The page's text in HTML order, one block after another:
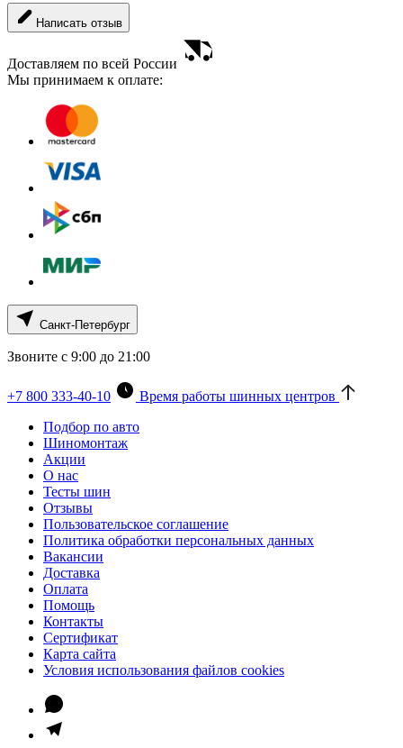
Написать отзыв
Доставляем по всей России
Мы принимаем к оплате:
Санкт-Петербург
Звоните с 9:00 до 21:00
+7 800 333-40-10
Время работы шинных центров
Подбор по авто
Шиномонтаж
Акции
О нас
Тесты шин
Отзывы
Пользовательское соглашение
Политика обработки персональных данных
Вакансии
Доставка
Оплата
Помощь
Контакты
Сертификат
Карта сайта
Условия использования файлов cookies